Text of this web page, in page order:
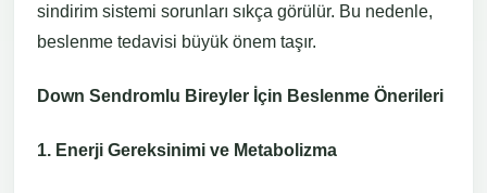
sindirim sistemi sorunları sıkça görülür. Bu nedenle,
beslenme tedavisi büyük önem taşır.
Down Sendromlu Bireyler İçin Beslenme Önerileri
1. Enerji Gereksinimi ve Metabolizma